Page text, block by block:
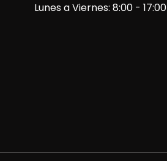
Lunes a Viernes: 8:00 - 17:00